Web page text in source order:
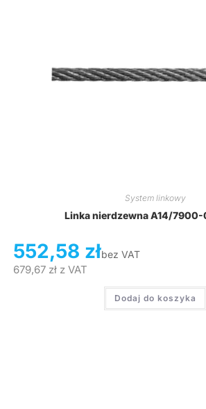
System linkowy
Linka nierdzewna A14/
552,58 złbez VAT
679,67 złz VAT
Dodaj do koszyka